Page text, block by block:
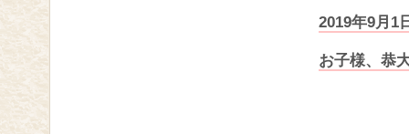
2019年9月1
お子様、恭